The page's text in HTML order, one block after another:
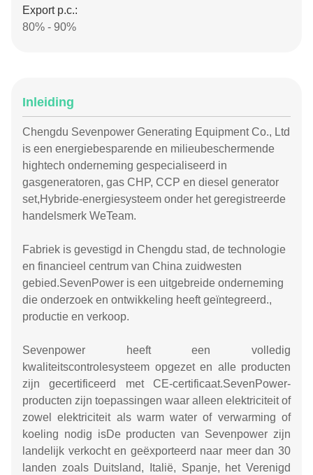
Export p.c.:
80% - 90%
Inleiding
Chengdu Sevenpower Generating Equipment Co., Ltd
is een energiebesparende en milieubeschermende
hightech onderneming gespecialiseerd in
gasgeneratoren, gas CHP, CCP en diesel generator
set,Hybride-energiesysteem onder het geregistreerde
handelsmerk WeTeam.
Fabriek is gevestigd in Chengdu stad, de technologie
en financieel centrum van China zuidwesten
gebied.SevenPower is een uitgebreide onderneming
die onderzoek en ontwikkeling heeft geïntegreerd.,
productie en verkoop.
Sevenpower heeft een volledig
kwaliteitscontrolesysteem opgezet en alle producten
zijn gecertificeerd met CE-certificaat.SevenPower-
producten zijn toepassingen waar alleen elektriciteit of
zowel elektriciteit als warm water of verwarming of
koeling nodig isDe producten van Sevenpower zijn
landelijk verkocht en geëxporteerd naar meer dan 30
landen zoals Duitsland, Italië, Spanje, het Verenigd